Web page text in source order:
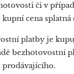
či v
cena splatná
platby je
bezhotovostní
prodávajícího.